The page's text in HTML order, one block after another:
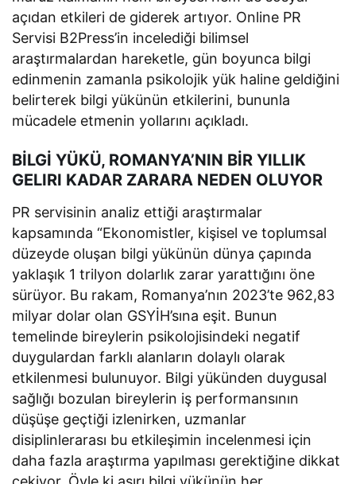
açıdan etkileri de giderek artıyor. Online PR
Servisi B2Press’in incelediği bilimsel
araştırmalardan hareketle, gün boyunca bilgi
edinmenin zamanla psikolojik yük haline geldiğini
belirterek bilgi yükünün etkilerini, bununla
mücadele etmenin yollarını açıkladı.
BİLGİ YÜKÜ, ROMANYA’NIN BİR YILLIK
GELIRI KADAR ZARARA NEDEN OLUYOR
PR servisinin analiz ettiği araştırmalar
kapsamında “Ekonomistler, kişisel ve toplumsal
düzeyde oluşan bilgi yükünün dünya çapında
yaklaşık 1 trilyon dolarlık zarar yarattığını öne
sürüyor. Bu rakam, Romanya’nın 2023’te 962,83
milyar dolar olan GSYİH’sına eşit. Bunun
temelinde bireylerin psikolojisindeki negatif
duygulardan farklı alanların dolaylı olarak
etkilenmesi bulunuyor. Bilgi yükünden duygusal
sağlığı bozulan bireylerin iş performansının
düşüşe geçtiği izlenirken, uzmanlar
disiplinlerarası bu etkileşimin incelenmesi için
daha fazla araştırma yapılması gerektiğine dikkat